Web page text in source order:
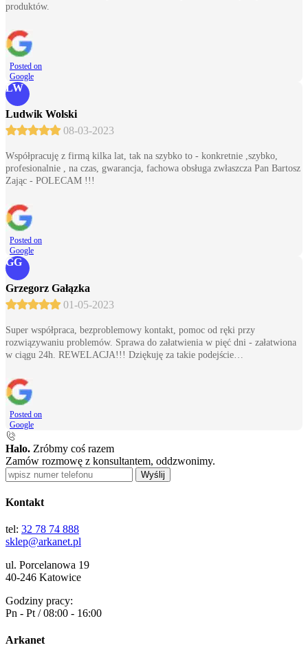
produktów.
Posted on
Google
LW
Ludwik Wolski
08-03-2023
Współpracuję z firmą kilka lat, tak na szybko to - konkretnie ,szybko,
profesionalnie , na czas, gwarancja, fachowa obsługa zwłaszcza Pan Bartosz
Zając - POLECAM !!!
Posted on
Google
GG
Grzegorz Gałązka
01-05-2023
Super współpraca, bezproblemowy kontakt, pomoc od ręki przy
rozwiązywaniu problemów. Sprawa do załatwienia w pięć dni - załatwiona
w ciągu 24h. REWELACJA!!! Dziękuję za takie podejście…
Posted on
Google
Halo. Zróbmy coś razem
Zamów rozmowę z konsultantem, oddzwonimy.
Wyślij
Kontakt
tel: 32 78 74 888
sklep@arkanet.pl
ul. Porcelanowa 19
40-246 Katowice
Godziny pracy:
Pn - Pt / 08:00 - 16:00
Arkanet